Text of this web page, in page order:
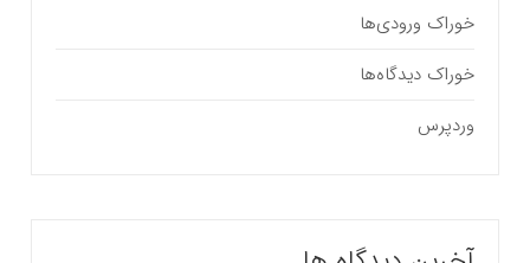
خوراک ورودی‌ها
خوراک دیدگاه‌ها
وردپرس